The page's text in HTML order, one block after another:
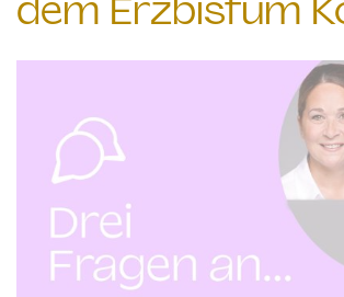
dem Erzbistum